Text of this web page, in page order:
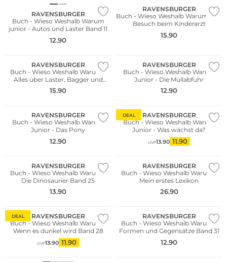
RAVENSBURGER
Buch - Wieso Weshalb Warum
junior - Autos und Laster Band 11
12.90
RAVENSBURGER
Buch - Wieso Weshalb Warum - Zu
Besuch beim Kinderarzt
15.90
RAVENSBURGER
Buch - Wieso Weshalb Warum -
Alles über Laster, Bagger und
Traktoren
15.90
RAVENSBURGER
Buch - Wieso Weshalb Warum
Junior - Die Müllabfuhr
12.90
RAVENSBURGER
Buch - Wieso Weshalb Warum
Junior - Das Pony
12.90
DEAL
RAVENSBURGER
Buch - Wieso Weshalb Warum
Junior - Was wächst da?
UVP13.90 11.90
RAVENSBURGER
Buch - Wieso Weshalb Warum -
Die Dinosaurier Band 25
13.90
RAVENSBURGER
Buch - Wieso Weshalb Warum -
Mein erstes Lexikon
26.90
DEAL
RAVENSBURGER
Buch - Wieso Weshalb Warum -
Wenn es dunkel wird Band 28
UVP13.90 11.90
RAVENSBURGER
Buch - Wieso Weshalb Warum -
Formen und Gegensätze Band 31
12.90